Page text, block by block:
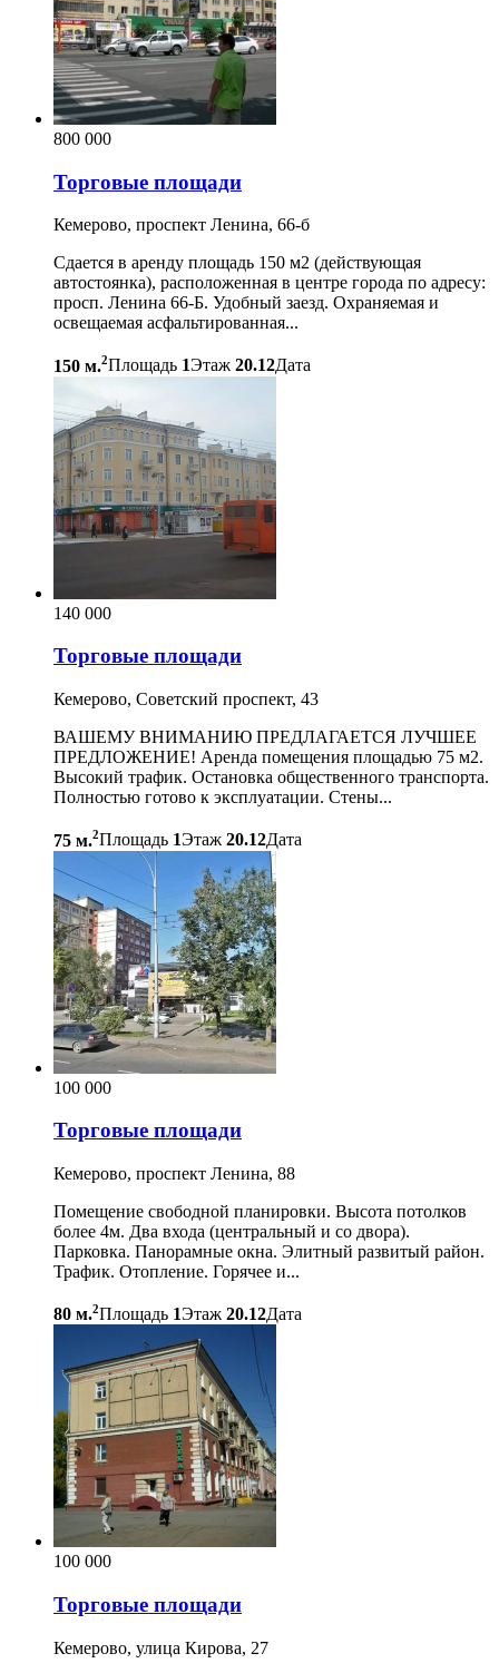
800 000
Торговые площади
Кемерово, проспект Ленина, 66-б
Сдается в аренду площадь 150 м2 (действующая
автостоянка), расположенная в центре города по адресу:
просп. Ленина 66-Б. Удобный заезд. Охраняемая и
освещаемая асфальтированная...
150 м.2Площадь 1Этаж 20.12Дата
140 000
Торговые площади
Кемерово, Советский проспект, 43
ВАШЕМУ ВНИМАНИЮ ПРЕДЛАГАЕТСЯ ЛУЧШЕЕ
ПРЕДЛОЖЕНИЕ! Аренда помещения площадью 75 м2.
Высокий трафик. Остановка общественного транспорта.
Полностью готово к эксплуатации. Стены...
75 м.2Площадь 1Этаж 20.12Дата
100 000
Торговые площади
Кемерово, проспект Ленина, 88
Помещение свободной планировки. Высота потолков
более 4м. Два входа (центральный и со двора).
Парковка. Панорамные окна. Элитный развитый район.
Трафик. Отопление. Горячее и...
80 м.2Площадь 1Этаж 20.12Дата
100 000
Торговые площади
Кемерово, улица Кирова, 27